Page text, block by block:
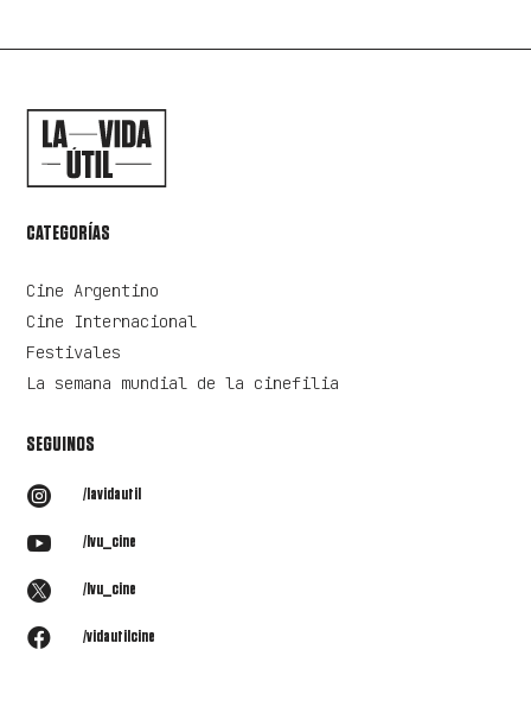
CATEGORÍAS
Cine Argentino
Cine Internacional
Festivales
La semana mundial de la cinefilia
SEGUINOS
 /lavidautil
 /lvu_cine
 /lvu_cine
 /vidautilcine